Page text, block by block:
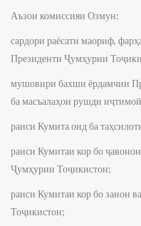
Аъзои комиссияи Озмун:
сардори раёсати маориф,
Президенти Ҷумҳурии
мушовири бахши ёрдамчии
ба масъалаҳои рушди
раиси Кумита оид ба
раиси Кумитаи кор бо
Ҷумҳурии Тоҷикистон;
раиси Кумитаи кор бо занон
Тоҷикистон;